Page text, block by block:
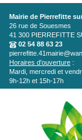
Aller au contenu
Mairie de Pierrefitte
26 rue de Souesmes
41 300 PIERREFITTE
02 54 88 63 23
Horaires d'ouverture :
Mardi, mercredi et
9h-12h et 15h-17h